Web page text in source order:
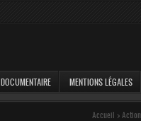
DOCUMENTAIRE MENTIONS LÉGALES
Accueil > Action